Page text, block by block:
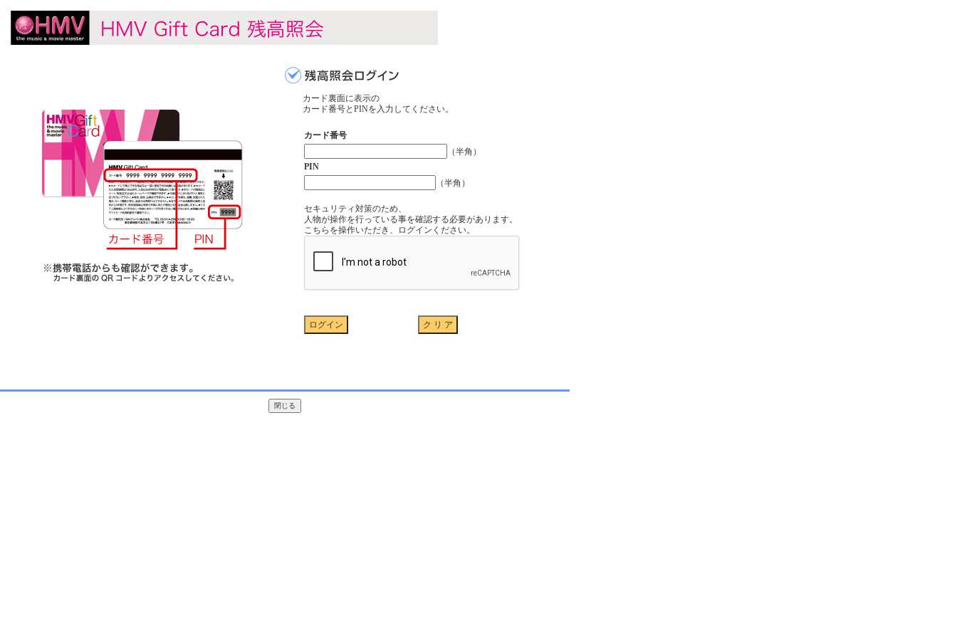
カード裏面に表示の
カード番号とPINを入力してください。
カード番号
（半角）
PIN
（半角）
セキュリティ対策のため、
人物が操作を行っている事を確認する必要があります。
こちらを操作いただき、ログインください。